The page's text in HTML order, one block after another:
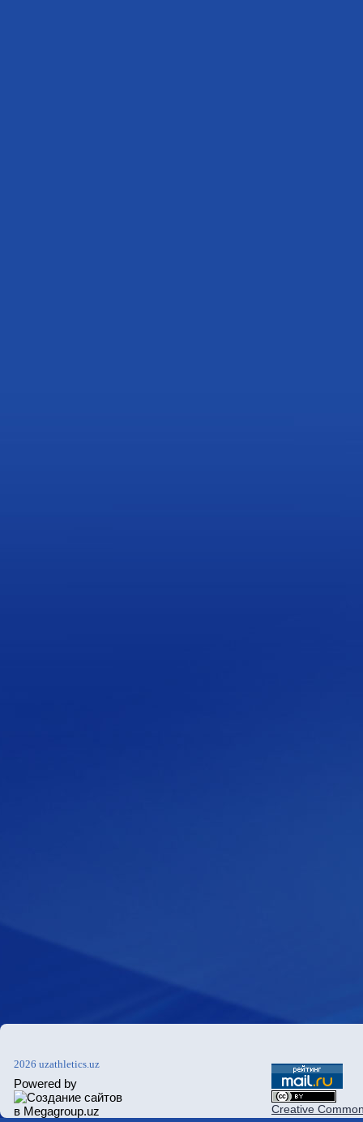
2026 uzathletics.uz
Powered by
Creative